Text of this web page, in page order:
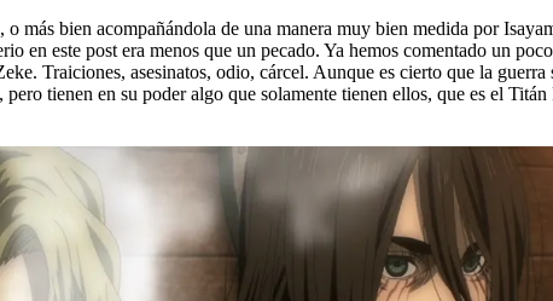
más bien acompañándola de una manera muy bien medida por
en este post era menos que un pecado. Ya hemos comentado un
Traiciones, asesinatos, odio, cárcel. Aunque es cierto que la
tienen en su poder algo que solamente tienen ellos, que es el